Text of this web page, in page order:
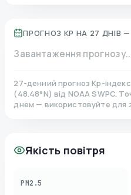
ПРОГНОЗ KP НА 27 ДНІВ —
Завантаження
27-денний прогноз Kp-
(48.48°N)від NOAA SWPC.
днем — використовуйте для
Якість повітря
PM2.5